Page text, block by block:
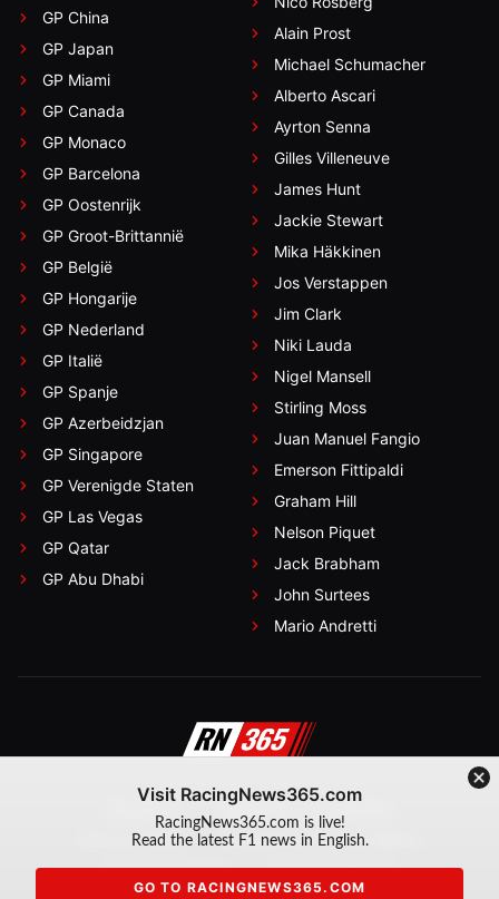
GP China
GP Japan
GP Miami
GP Canada
GP Monaco
GP Barcelona
GP Oostenrijk
GP Groot-Brittannië
GP België
GP Hongarije
GP Nederland
GP Italië
GP Spanje
GP Azerbeidzjan
GP Singapore
GP Verenigde Staten
GP Las Vegas
GP Qatar
GP Abu Dhabi
Alain Prost
Michael Schumacher
Alberto Ascari
Ayrton Senna
Gilles Villeneuve
James Hunt
Jackie Stewart
Mika Häkkinen
Jos Verstappen
Jim Clark
Niki Lauda
Nigel Mansell
Stirling Moss
Juan Manuel Fangio
Emerson Fittipaldi
Graham Hill
Nelson Piquet
Jack Brabham
John Surtees
Mario Andretti
Algemene voorwaarden
Privacy Policy
Created by On Your Marks
Privacy manager
Kansspeluitingen
Visit RacingNews365.com
RacingNews365.com is live!
Read the latest F1 news in English.
GO TO RACINGNEWS365.COM